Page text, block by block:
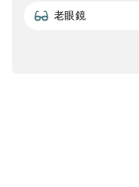
老眼鏡